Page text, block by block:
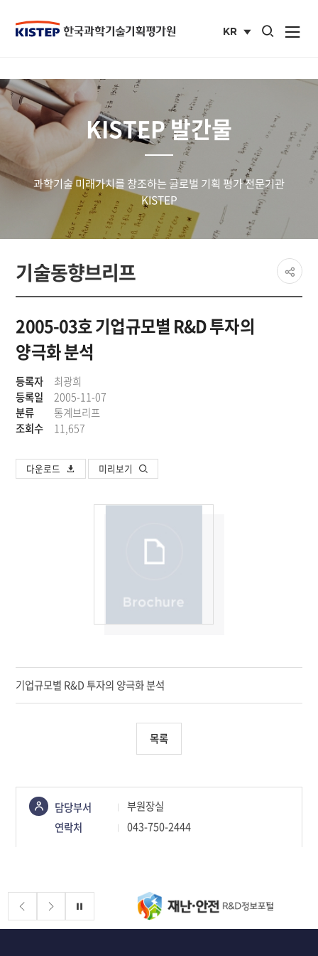
KR
통합검색 열기
사이트맵
KISTEP 발간물
과학기술 미래가치를 창조하는 글로벌 기획 평가 전문기관
KISTEP
기술동향브리프
페이지
공유
share
2005-03호 기업규모별 R&D 투자의
양극화 분석
등록자
최광희
등록일
2005-11-07
분류
통계브리프
조회수
11,657
다운로드 미리보기
기업규모별 R&D 투자의 양극화 분석
목록
콘텐츠
정보책임자
담당부서
부원장실
연락처
043-750-2444
배너존